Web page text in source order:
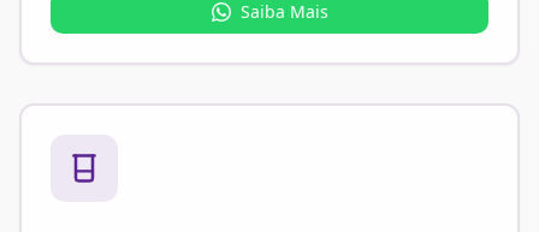
Saiba Mais